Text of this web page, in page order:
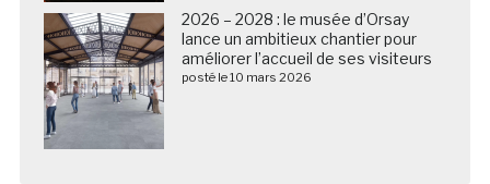
2026 – 2028 : le musée d’Orsay
lance un ambitieux chantier pour
améliorer l’accueil de ses visiteurs
posté le 10 mars 2026